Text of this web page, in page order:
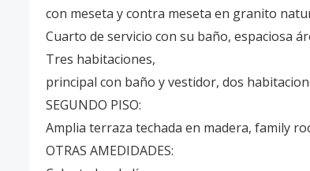
con meseta y contra meseta en granito
Cuarto de servicio con su baño, espaciosa
Tres habitaciones,
principal con baño y vestidor, dos
SEGUNDO PISO:
Amplia terraza techada en madera, family
OTRAS AMEDIDADES: